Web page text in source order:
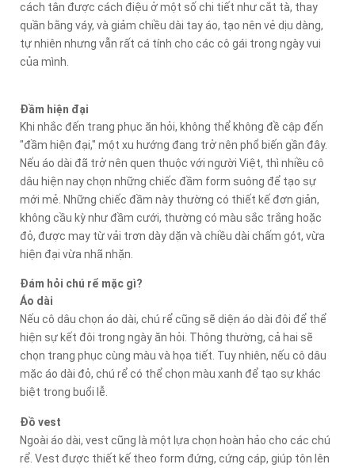
cách tân được cách điệu ở một số chi tiết như cắt tà, thay
quần bằng váy, và giảm chiều dài tay áo, tạo nên vẻ dịu dàng,
tự nhiên nhưng vẫn rất cá tính cho các cô gái trong ngày vui
của mình.
Đầm hiện đại
Khi nhắc đến trang phục ăn hỏi, không thể không đề cập đến
"đầm hiện đại," một xu hướng đang trở nên phổ biến gần đây.
Nếu áo dài đã trở nên quen thuộc với người Việt, thì nhiều cô
dâu hiện nay chọn những chiếc đầm form suông để tạo sự
mới mẻ. Những chiếc đầm này thường có thiết kế đơn giản,
không cầu kỳ như đầm cưới, thường có màu sắc trắng hoặc
đỏ, được may từ vải trơn dày dặn và chiều dài chấm gót, vừa
hiện đại vừa nhã nhặn.
Đám hỏi chú rể mặc gì?
Áo dài
Nếu cô dâu chọn áo dài, chú rể cũng sẽ diện áo dài đôi để thể
hiện sự kết đôi trong ngày ăn hỏi. Thông thường, cả hai sẽ
chọn trang phục cùng màu và họa tiết. Tuy nhiên, nếu cô dâu
mặc áo dài đỏ, chú rể có thể chọn màu xanh để tạo sự khác
biệt trong buổi lễ.
Đồ vest
Ngoài áo dài, vest cũng là một lựa chọn hoàn hảo cho các chú
rể. Vest được thiết kế theo form đứng, cứng cáp, giúp tôn lên